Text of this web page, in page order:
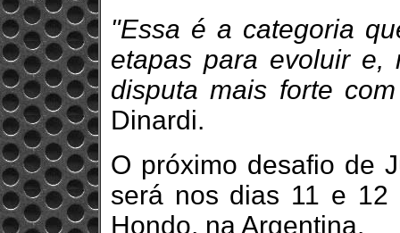
"Essa é a categoria
etapas para evoluir e,
disputa mais forte
Dinardi.
O próximo desafio de
será nos dias 11 e 12
Hondo, na Argentina.